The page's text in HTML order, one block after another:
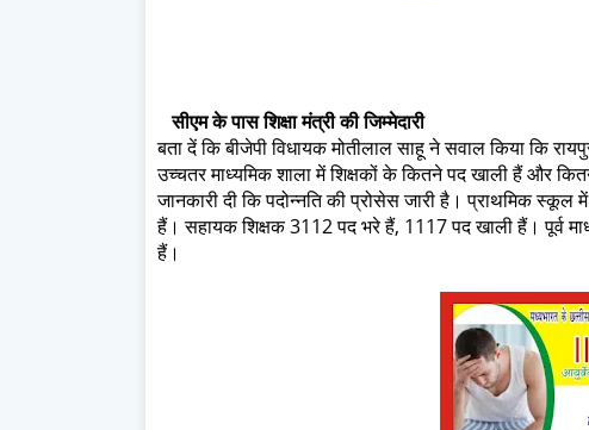
सीएम के पास शिक्षा मंत्री की जिम्‍मेदारी
बता दें कि बीजेपी विधायक मोतीलाल साहू ने सवाल किया कि
उच्चतर माध्यमिक शाला में शिक्षकों के कितने पद खाली हैं और
जानकारी दी कि पदोन्नति की प्रोसेस जारी है। प्राथमिक
हैं। सहायक शिक्षक 3112 पद भरे हैं, 1117 पद खाली हैं। पूर्व
हैं।